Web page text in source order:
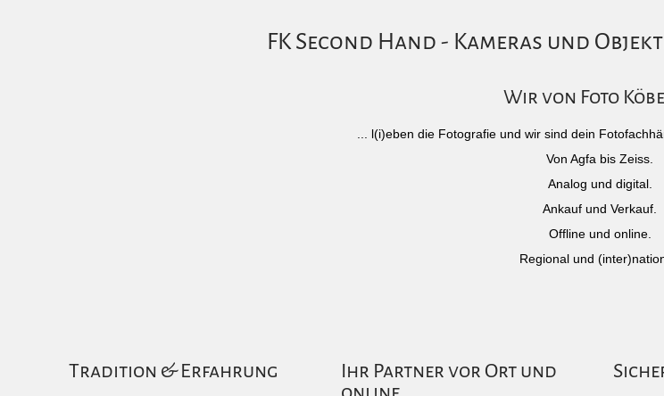
FK Second Hand - Kameras und
Wir von Foto
... l(i)eben die Fotografie und wir sind dein
Von Agfa bis Zeiss.
Analog und digital.
Ankauf und Verkauf.
Offline und online.
Regional und
Tradition & Erfahrung
Ihr Partner vor Ort und